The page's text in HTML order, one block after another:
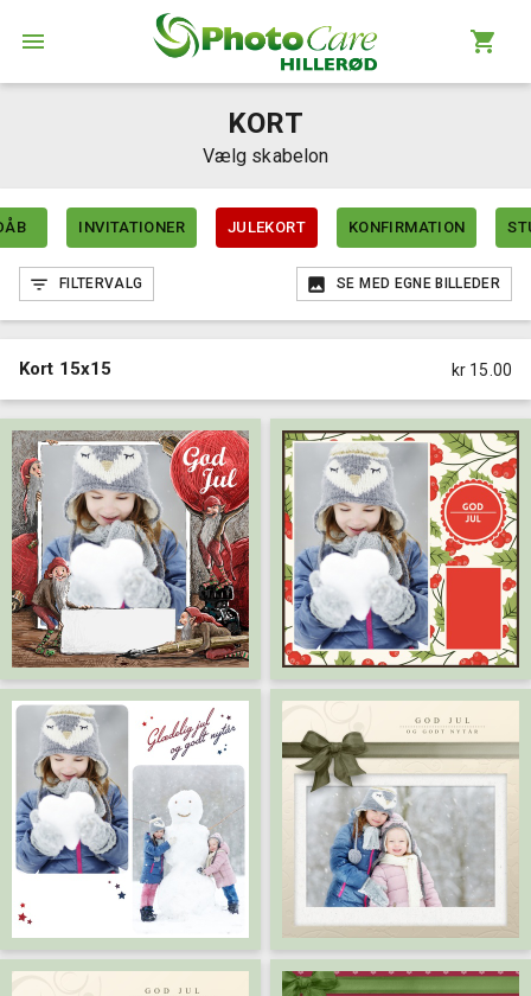
KORT
Vælg skabelon
INVITATIONER JULEKORT KONFIRMATION
FILTERVALG SE MED EGNE BILLEDER
Kort 15x15 kr 15.00